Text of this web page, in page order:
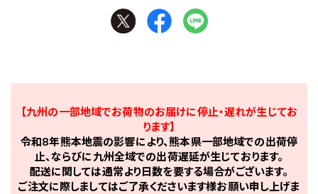
【九州の一部地域でお荷物のお届けに停止・遅れが生じてお
ります】
令和8年熊本地震の影響により、熊本県一部地域での出荷停
止、ならびに九州全域での出荷遅延が生じております。
配送に関しては通常より日数を要する場合がございます。
ご注文に際しましてはご了承くださいます様お願い申し上げま